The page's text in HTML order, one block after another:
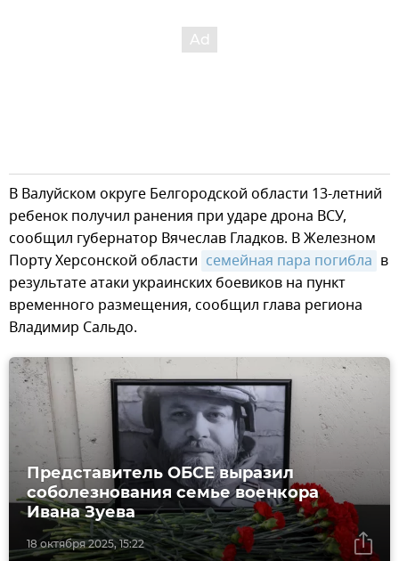
В Валуйском округе Белгородской области 13-летний
ребенок получил ранения при ударе дрона ВСУ,
сообщил губернатор Вячеслав Гладков. В Железном
Порту Херсонской области семейная пара погибла в
результате атаки украинских боевиков на пункт
временного размещения, сообщил глава региона
Владимир Сальдо.
18 октября 2025, 15:22
Представитель ОБСЕ выразил
соболезнования семье военкора
Ивана Зуева